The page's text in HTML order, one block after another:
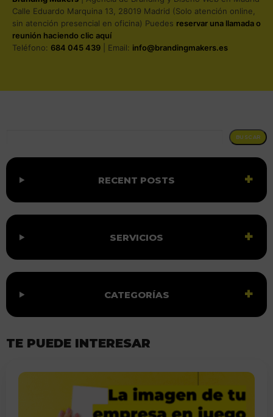
Calle Eduardo Marquina 13, 28019 Madrid (Solo atención online,
sin atención presencial en oficina) Puedes reservar una llamada o
reunión haciendo clic aquí
Teléfono: 684 045 439 | Email: info@brandingmakers.es
BUSCAR
RECENT POSTS
SERVICIOS
CATEGORÍAS
TE PUEDE INTERESAR